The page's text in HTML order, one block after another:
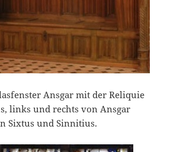
Ansgar mit der Reliquie
links und rechts von Ansgar
Sixtus und Sinnitius.